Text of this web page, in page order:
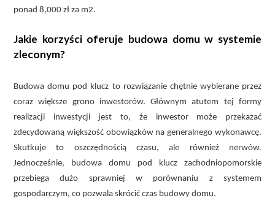
ponad 8,000 zł za m2.
Jakie korzyści oferuje budowa domu w systemie
zleconym?
Budowa domu pod klucz to rozwiązanie chętnie wybierane przez
coraz większe grono inwestorów. Głównym atutem tej formy
realizacji inwestycji jest to, że inwestor może przekazać
zdecydowaną większość obowiązków na generalnego wykonawcę.
Skutkuje to oszczędnością czasu, ale również nerwów.
Jednocześnie, budowa domu pod klucz zachodniopomorskie
przebiega dużo sprawniej w porównaniu z systemem
gospodarczym, co pozwala skrócić czas budowy domu.